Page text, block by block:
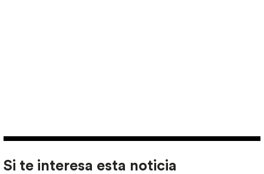
Si te interesa esta noticia